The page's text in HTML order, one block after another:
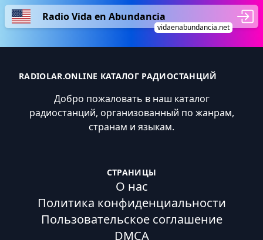
Radio Vida en Abundancia
vidaenabundancia.net
RADIOLAR.ONLINE КАТАЛОГ РАДИОСТАНЦИЙ
Добро пожаловать в наш каталог
радиостанций, организованный по жанрам,
странам и языкам.
СТРАНИЦЫ
О нас
Политика конфиденциальности
Пользовательское соглашение
DMCA